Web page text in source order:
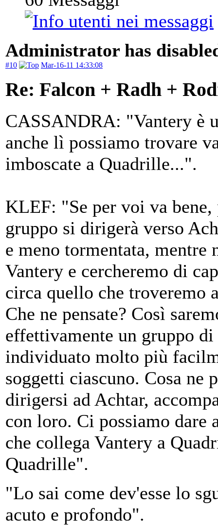
Administrator has
#10 Mar-16-11 14:33:08
Re: Falcon + Radh +
CASSANDRA: "Vantery è
anche lì possiamo trovare
imboscate a Quadrille...".
KLEF: "Se per voi va bene,
gruppo si dirigerà verso
e meno tormentata,
Vantery e cercheremo di
circa quello che
Che ne pensate? Così
effettivamente un gruppo di
individuato molto più
soggetti ciascuno. Cosa ne
dirigersi ad Achtar,
con loro. Ci possiamo dare
che collega Vantery a
Quadrille".
"Lo sai come dev'esse lo
acuto e profondo".